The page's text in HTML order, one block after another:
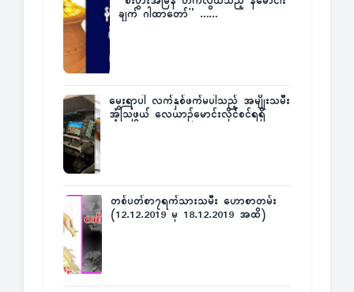
ချက် ဂါထာတော်” ……
မွေးရာပါ လက်နှစ်ဖက်မပါသည့် အမျိုးသမီး
အံ့သြဖွယ် လေယာဉ်မောင်းလိုင်စင်ရရှိ
တစ်ပတ်စာ၇ရက်သားသမီး ဟောစာတမ်း
(12.12.2019 မှ 18.12.2019 အထိ)